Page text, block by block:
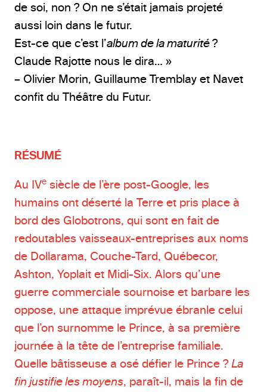
de soi, non ? On ne s’était jamais projeté
aussi loin dans le futur.
Est-ce que c’est l’album de la maturité?
Claude Rajotte nous le dira… »
– Olivier Morin, Guillaume Tremblay et Navet
confit du Théâtre du Futur.
RÉSUMÉ
Au IVe siècle de l’ère post-Google, les
humains ont déserté la Terre et pris place à
bord des Globotrons, qui sont en fait de
redoutables vaisseaux-entreprises aux noms
de Dollarama, Couche-Tard, Québecor,
Ashton, Yoplait et Midi-Six. Alors qu’une
guerre commerciale sournoise et barbare les
oppose, une attaque imprévue ébranle celui
que l’on surnomme le Prince, à sa première
journée à la tête de l’entreprise familiale.
Quelle bâtisseuse a osé défier le Prince ?La
fin justifie les moyens, paraît-il, mais la fin de